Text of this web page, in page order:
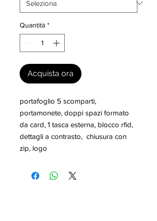
Quantità *
Acquista ora
portafoglio 5 scomparti,
portamonete, doppi spazi formato
da card, 1 tasca esterna, blocco rfid,
dettagli a contrasto,  chiusura con
zip, logo